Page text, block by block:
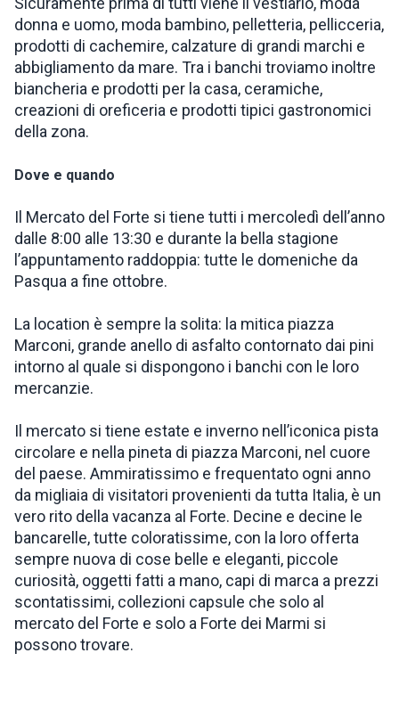
donna e uomo, moda bambino, pelletteria, pellicceria,
prodotti di cachemire, calzature di grandi marchi e
abbigliamento da mare. Tra i banchi troviamo inoltre
biancheria e prodotti per la casa, ceramiche,
creazioni di oreficeria e prodotti tipici gastronomici
della zona.
Dove e quando
Il Mercato del Forte si tiene tutti i mercoledì dell’anno
dalle 8:00 alle 13:30 e durante la bella stagione
l’appuntamento raddoppia: tutte le domeniche da
Pasqua a fine ottobre.
La location è sempre la solita: la mitica piazza
Marconi, grande anello di asfalto contornato dai pini
intorno al quale si dispongono i banchi con le loro
mercanzie.
Il mercato si tiene estate e inverno nell’iconica pista
circolare e nella pineta di piazza Marconi, nel cuore
del paese. Ammiratissimo e frequentato ogni anno
da migliaia di visitatori provenienti da tutta Italia, è un
vero rito della vacanza al Forte. Decine e decine le
bancarelle, tutte coloratissime, con la loro offerta
sempre nuova di cose belle e eleganti, piccole
curiosità, oggetti fatti a mano, capi di marca a prezzi
scontatissimi, collezioni capsule che solo al
mercato del Forte e solo a Forte dei Marmi si
possono trovare.